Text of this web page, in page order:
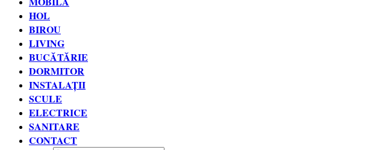
HOL
BIROU
LIVING
BUCĂTĂRIE
DORMITOR
INSTALAȚII
SCULE
ELECTRICE
SANITARE
CONTACT